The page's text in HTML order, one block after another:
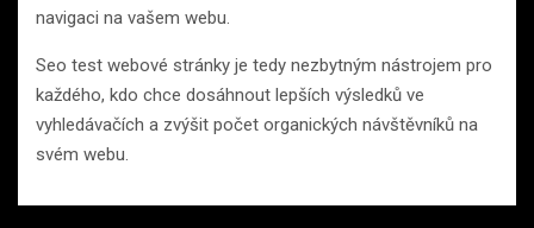
navigaci na vašem webu.
Seo test webové stránky je tedy nezbytným nástrojem pro
každého, kdo chce dosáhnout lepších výsledků ve
vyhledávačích a zvýšit počet organických návštěvníků na
svém webu.